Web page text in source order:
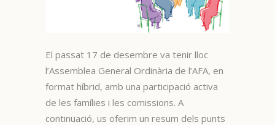
El passat 17 de desembre va tenir lloc
l’Assemblea General Ordinària de l’AFA, en
format híbrid, amb una participació activa
de les famílies i les comissions. A
continuació, us oferim un resum dels punts